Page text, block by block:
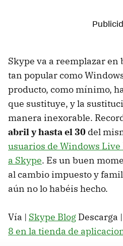
Skype va a reemplazar
tan popular como
producto, como mínimo,
que sustituye, y la
manera inexorable.
abril y hasta el 30 del
usuarios de Windows
a Skype. Es un buen
al cambio impuesto y
aún no lo habéis hecho.
Vía | Skype Blog Descarga |
8 en la tienda de